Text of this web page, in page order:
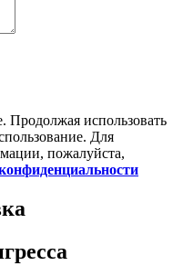
Продолжая использовать
Для
пожалуйста,